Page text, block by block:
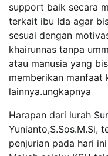
support baik secara
terkait ibu Ida agar
sesuai dengan
khairunnas tanpa
atau manusia yang
memberikan manfaat
lainnya.ungkapnya
Harapan dari lurah
Yunianto,S.Sos.M.Si,
penjurian pada hari